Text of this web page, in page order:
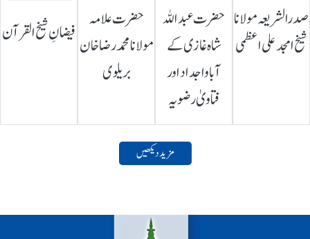
صدرالشریعہ مولانا
شیخ امجد علی اعظمی
حضرت عبداللہ
شاہ غازی کے
آباواجداد اور
فتاویٰ رضویہ
حضرت علامہ
مولانا محمد رضا خان
بریلوی
فیضانِ شیخ القرآن
مزید دیکھیں